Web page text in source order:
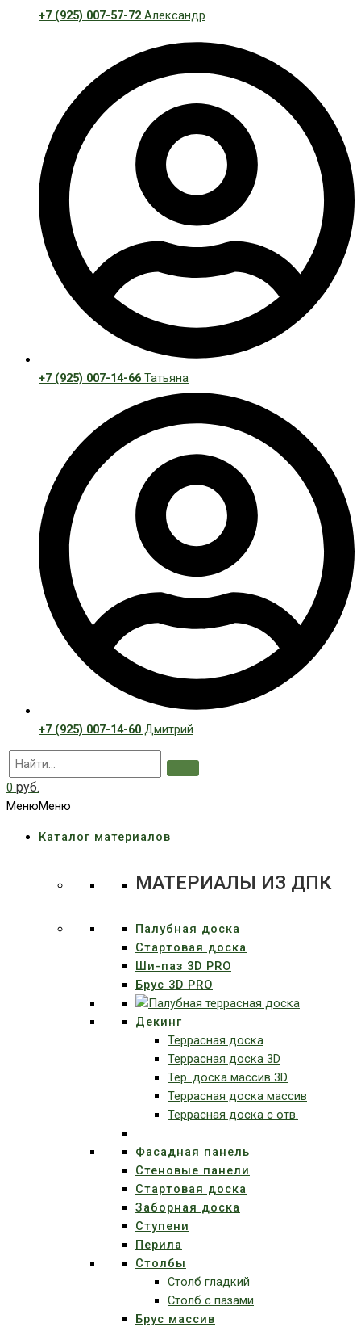
+7 (925) 007-57-72 Александр
+7 (925) 007-14-66 Татьяна
+7 (925) 007-14-60 Дмитрий
0 руб.
МенюМеню
Каталог материалов
МАТЕРИАЛЫ ИЗ ДПК
Палубная доска
Стартовая доска
Ши-паз 3D PRO
Брус 3D PRO
Декинг
Террасная доска
Террасная доска 3D
Тер. доска массив 3D
Террасная доска массив
Террасная доска с отв.
Фасадная панель
Стеновые панели
Стартовая доска
Заборная доска
Ступени
Перила
Столбы
Столб гладкий
Столб с пазами
Брус массив